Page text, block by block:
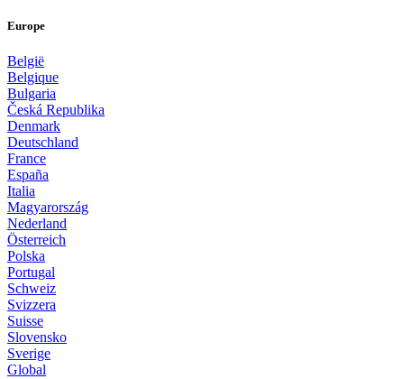
Europe
België
Belgique
Bulgaria
Česká Republika
Denmark
Deutschland
France
España
Italia
Magyarország
Nederland
Österreich
Polska
Portugal
Schweiz
Svizzera
Suisse
Slovensko
Sverige
Global